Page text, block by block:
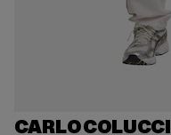
CARLO COLUCCI